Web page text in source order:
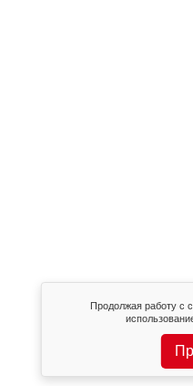
Продолжая работу с